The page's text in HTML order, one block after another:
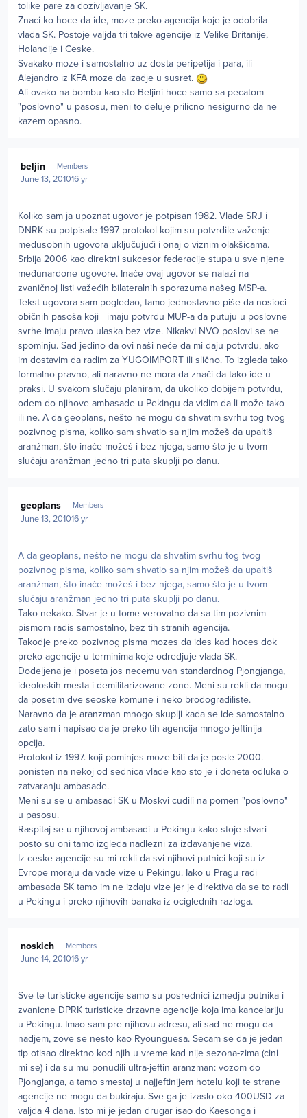
tolike pare za dozivljavanje SK.
Znaci ko hoce da ide, moze preko agencija koje je odobrila
vlada SK. Postoje valjda tri takve agencije iz Velike Britanije,
Holandije i Ceske.
Svakako moze i samostalno uz dosta peripetija i para, ili
Alejandro iz KFA moze da izadje u susret.
Ali ovako na bombu kao sto Beljini hoce samo sa pecatom
"poslovno" u pasosu, meni to deluje prilicno nesigurno da ne
kazem opasno.
beljin Members
June 13, 201016 yr
Koliko sam ja upoznat ugovor je potpisan 1982. Vlade SRJ i
DNRK su potpisale 1997 protokol kojim su potvrdile važenje
međusobnih ugovora uključujući i onaj o viznim olakšicama.
Srbija 2006 kao direktni sukcesor federacije stupa u sve njene
međunardone ugovore. Inače ovaj ugovor se nalazi na
zvaničnoj listi važećih bilateralnih sporazuma našeg MSP-a.
Tekst ugovora sam pogledao, tamo jednostavno piše da nosioci
običnih pasoša koji imaju potvrdu MUP-a da putuju u poslovne
svrhe imaju pravo ulaska bez vize. Nikakvi NVO poslovi se ne
spominju. Sad jedino da ovi naši neće da mi daju potvrdu, ako
im dostavim da radim za YUGOIMPORT ili slično. To izgleda tako
formalno-pravno, ali naravno ne mora da znači da tako ide u
praksi. U svakom slučaju planiram, da ukoliko dobijem potvrdu,
odem do njihove ambasade u Pekingu da vidim da li može tako
ili ne. A da geoplans, nešto ne mogu da shvatim svrhu tog tvog
pozivnog pisma, koliko sam shvatio sa njim možeš da upaltiš
aranžman, što inače možeš i bez njega, samo što je u tvom
slučaju aranžman jedno tri puta skuplji po danu.
geoplans Members
June 13, 201016 yr
A da geoplans, nešto ne mogu da shvatim svrhu tog tvog
pozivnog pisma, koliko sam shvatio sa njim možeš da upaltiš
aranžman, što inače možeš i bez njega, samo što je u tvom
slučaju aranžman jedno tri puta skuplji po danu.
Tako nekako. Stvar je u tome verovatno da sa tim pozivnim
pismom radis samostalno, bez tih stranih agencija.
Takodje preko pozivnog pisma mozes da ides kad hoces dok
preko agencije u terminima koje odredjuje vlada SK.
Dodeljena je i poseta jos necemu van standardnog Pjongjanga,
ideoloskih mesta i demilitarizovane zone. Meni su rekli da mogu
da posetim dve seoske komune i neko brodogradiliste.
Naravno da je aranzman mnogo skuplji kada se ide samostalno
zato sam i napisao da je preko tih agencija mnogo jeftinija
opcija.
Protokol iz 1997. koji pominjes moze biti da je posle 2000.
ponisten na nekoj od sednica vlade kao sto je i doneta odluka o
zatvaranju ambasade.
Meni su se u ambasadi SK u Moskvi cudili na pomen "poslovno"
u pasosu.
Raspitaj se u njihovoj ambasadi u Pekingu kako stoje stvari
posto su oni tamo izgleda nadlezni za izdavanjene viza.
Iz ceske agencije su mi rekli da svi njihovi putnici koji su iz
Evrope moraju da vade vize u Pekingu. Iako u Pragu radi
ambasada SK tamo im ne izdaju vize jer je direktiva da se to radi
u Pekingu i preko njihovih banaka iz ociglednih razloga.
noskich Members
June 14, 201016 yr
Sve te turisticke agencije samo su posrednici izmedju putnika i
zvanicne DPRK turisticke drzavne agencije koja ima kancelariju
u Pekingu. Imao sam pre njihovu adresu, ali sad ne mogu da
nadjem, zove se nesto kao Ryounguesa. Secam se da je jedan
tip otisao direktno kod njih u vreme kad nije sezona-zima (cini
mi se) i da su mu ponudili ultra-jeftin aranzman: vozom do
Pjongjanga, a tamo smestaj u najjeftinijem hotelu koji te strane
agencije ne mogu da bukiraju. Sve ga je izaslo oko 400USD za
valjda 4 dana. Isto mi je jedan drugar isao do Kaesonga i